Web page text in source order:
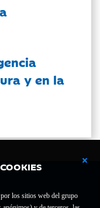
los sitios web del grupo
y en la